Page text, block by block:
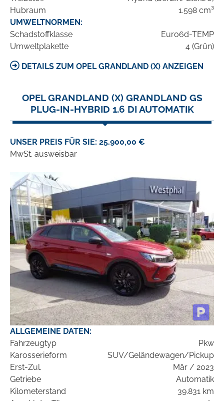
Hubraum
1.598 cm³
UMWELTNORMEN:
Schadstoffklasse
Euro6d-TEMP
Umweltplakette
4 (Grün)
DETAILS ZUM OPEL GRANDLAND (X) ANZEIGEN
OPEL GRANDLAND (X) GRANDLAND GS
PLUG-IN-HYBRID 1.6 DI AUTOMATIK
UNSER PREIS FÜR SIE: 25.900,00 €
MwSt. ausweisbar
ALLGEMEINE DATEN:
Fahrzeugtyp
Pkw
Karosserieform
SUV/Geländewagen/Pickup
Erst-Zul.
Mär / 2023
Getriebe
Automatik
Kilometerstand
39.831 km